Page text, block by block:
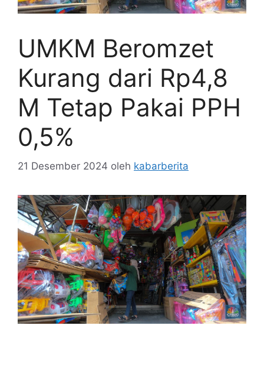
UMKM Beromzet
Kurang dari Rp4,8
M Tetap Pakai PPH
0,5%
21 Desember 2024 oleh kabarberita